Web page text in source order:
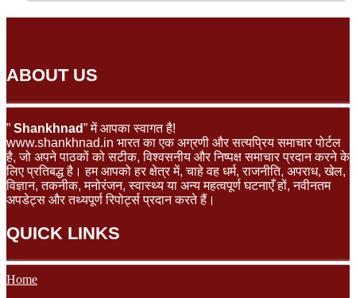
ABOUT US
” Shankhnad” में आपका स्वागत है!
www.shankhnad.in भारत का एक अग्रणी और सत्यप्रिय समाचार पोर्टल
है, जो अपने पाठकों को सटीक, विश्वसनीय और निष्पक्ष समाचार प्रदान करने के
लिए प्रतिबद्ध है। हम आपको हर क्षेत्र में, चाहे वह धर्म, राजनीति, अपराध, खेल,
विज्ञान, तकनीक, मनोरंजन, स्वास्थ्य या अन्य महत्वपूर्ण घटनाएँ हों, नवीनतम
अपडेट्स और तथ्यपूर्ण रिपोर्ट्स प्रदान करते हैं।
QUICK LINKS
Home